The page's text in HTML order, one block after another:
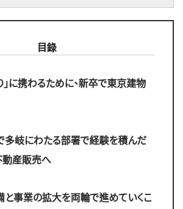
目錄
」に携わるために、新卒で東京建物
多岐にわたる部署で経験を積んだ
動産販売へ
事業の拡大を両輪で進めていくこ